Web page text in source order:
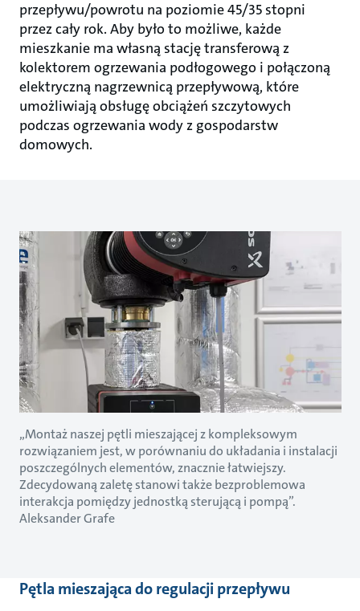
przepływu/powrotu na poziomie 45/35 stopni
przez cały rok. Aby było to możliwe, każde
mieszkanie ma własną stację transferową z
kolektorem ogrzewania podłogowego i połączoną
elektryczną nagrzewnicą przepływową, które
umożliwiają obsługę obciążeń szczytowych
podczas ogrzewania wody z gospodarstw
domowych.
„Montaż naszej pętli mieszającej z kompleksowym
rozwiązaniem jest, w porównaniu do układania i instalacji
poszczególnych elementów, znacznie łatwiejszy.
Zdecydowaną zaletę stanowi także bezproblemowa
interakcja pomiędzy jednostką sterującą i pompą”.
Aleksander Grafe
Pętla mieszająca do regulacji przepływu